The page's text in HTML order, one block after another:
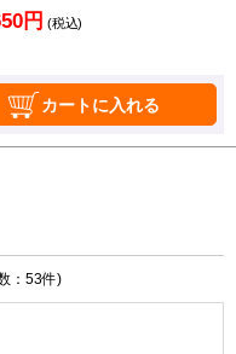
円 (税込)
カートに入れる
：53件)